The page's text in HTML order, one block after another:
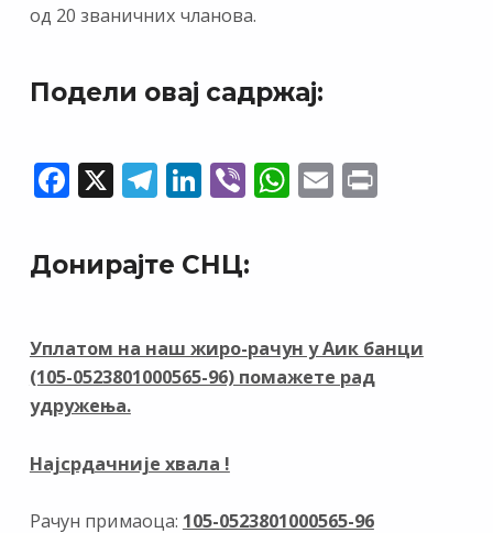
од 20 званичних чланова.
Подели овај садржај:
F
e
b
o
k
X T
e
gr
m
Li
k
e
n
Vi
er
W
p
p
E Pr
Донирајте СНЦ:
Уплатом на наш жиро-рачун у Аик банци
(105-0523801000565-96) помажете рад
удружења.
Најсрдачније хвала !
Рачун примаоца: 105-0523801000565-96